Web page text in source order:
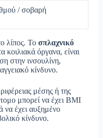
/ σοβαρή
λίπος. Το σπλαχνικό
κοιλιακά όργανα, είναι
στην ινσουλίνη,
κίνδυνο.
μέσης ή της
μπορεί να έχει BMI
να έχει αυξημένο
κίνδυνο.